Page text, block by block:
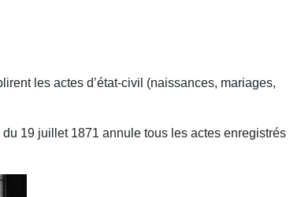
les actes d’état-civil (naissances, mariages,
19 juillet 1871 annule tous les actes enregistrés